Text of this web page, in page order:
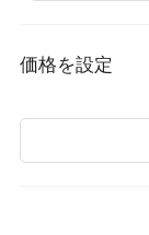
価格を設定